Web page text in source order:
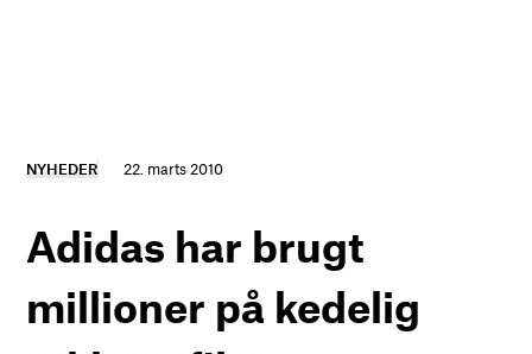
NYHEDER 22. marts 2010
Adidas har brugt
millioner på kedelig